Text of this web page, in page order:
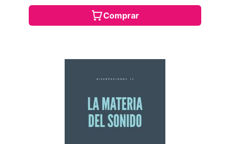
Comprar